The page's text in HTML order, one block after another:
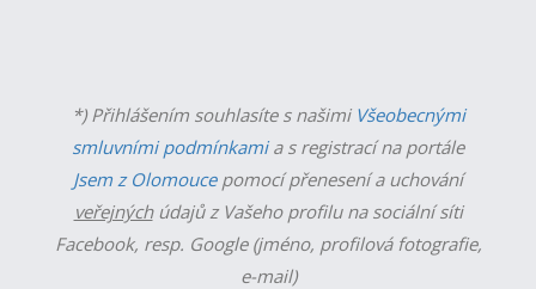
*) Přihlášením souhlasíte s našimi Všeobecnými
smluvními podmínkamia s registrací na portále
Jsem z Olomoucepomocí přenesení a uchování
veřejnýchúdajů z Vašeho profilu na sociální síti
Facebook, resp. Google (jméno, profilová fotografie,
e-mail)